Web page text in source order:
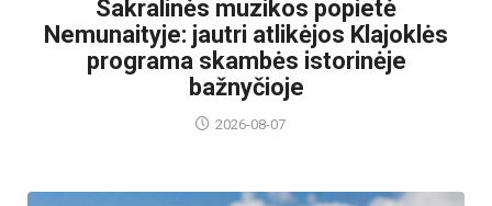
Sakralinės muzikos popietė
Nemunaityje: jautri atlikėjos Klajoklės
programa skambės istorinėje
bažnyčioje
2026-08-07